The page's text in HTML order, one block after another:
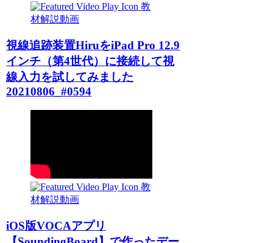
教
材解説動画
視線追跡装置HiruをiPad Pro 12.9
インチ（第4世代）に接続して視
線入力を試してみました
20210806_#0594
教
材解説動画
iOS版VOCAアプリ